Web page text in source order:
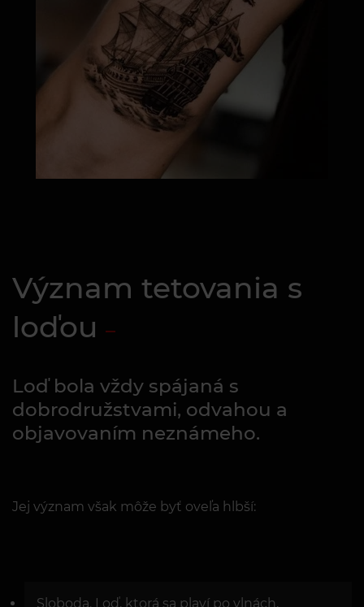
Význam tetovania s
loďou
Loď bola vždy spájaná s
dobrodružstvami, odvahou a
objavovaním neznámeho.
Jej význam však môže byť oveľa hlbší:
Sloboda. Loď, ktorá sa plaví po vlnách,